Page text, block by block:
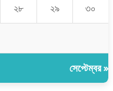
২৮ ২৯ ৩০
সেপ্টেম্বর »